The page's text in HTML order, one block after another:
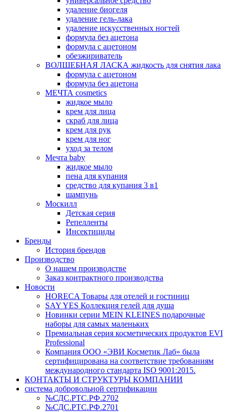
удаление биогеля
удаление гель-лака
удаление искусственных ногтей
формула без ацетона
формула с ацетоном
обезжириватель
ВОЛШЕБНАЯ ЛАСКА жидкость для снятия лака
формула с ацетоном
формула без ацетона
МЕЧТА cosmetics
жидкое мыло
крем для лица
скраб для лица
крем для рук
крем для ног
уход за телом
Мечта baby
жидкое мыло
пена для купания
средство для купания 3 в1
шампунь
Москилл
Детская серия
Репелленты
Инсектициды
Бренды
История брендов
Производство
О нашем производстве
Заказ контрактного производства
Новости
HORECA Товары для отелей и гостиниц
SAY YES Коллекция гелей для душа
Новинки серии MEIN KLEINES подарочные
наборы для самых маленьких
Премиальная серия косметических продуктов EVI
Professional
Компания ООО «ЭВИ Косметик Лаб» была
сертифицирована на соответствие требованиям
международного стандарта ISO 9001:2015.
КОНТАКТЫ И СТРУКТУРЫ КОМПАНИИ
система добровольной сертификации
№СДС.РТС.РФ.2702
№СДС.РТС.РФ.2701